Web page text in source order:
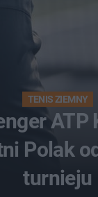
TENIS ZIEMNY
ATP
Polak
turnieju